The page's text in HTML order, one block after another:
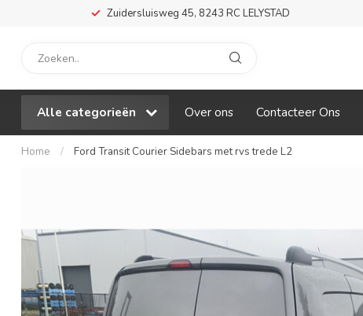
Zuidersluisweg 45, 8243 RC LELYSTAD
Alle categorieën Over ons Contacteer Ons
Home / Ford Transit Courier Sidebars met rvs trede L2